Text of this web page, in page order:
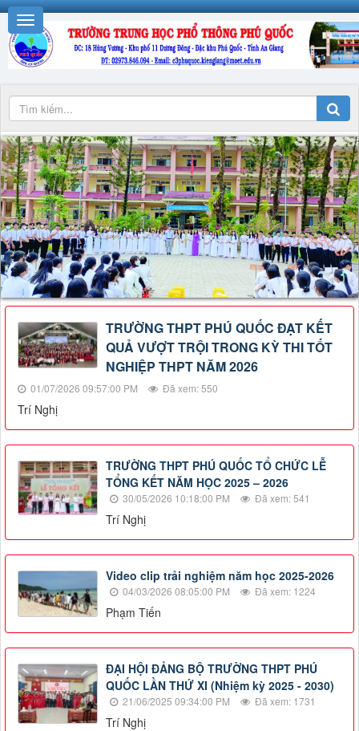
TRƯỜNG THPT PHÚ QUỐC ĐẠT KẾT
QUẢ VƯỢT TRỘI TRONG KỲ THI TỐT
NGHIỆP THPT NĂM 2026
01/07/2026 09:57:00 PM Đã xem: 550
Trí Nghị
TRƯỜNG THPT PHÚ QUỐC TỔ CHỨC LỄ
TỔNG KẾT NĂM HỌC 2025 – 2026
30/05/2026 10:18:00 PM Đã xem: 541
Trí Nghị
Video clip trải nghiệm năm học 2025-2026
04/03/2026 08:05:00 PM Đã xem: 1224
Phạm Tiến
ĐẠI HỘI ĐẢNG BỘ TRƯỜNG THPT PHÚ
QUỐC LẦN THỨ XI (Nhiệm kỳ 2025 - 2030)
21/06/2025 09:34:00 PM Đã xem: 1731
Trí Nghị